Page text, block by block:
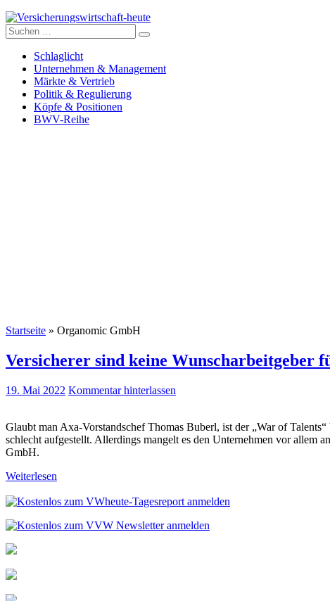
Versicherungswirtschaft-heute
Suche
nach:
Schlaglicht
Unternehmen & Management
Märkte & Vertrieb
Politik & Regulierung
Köpfe & Positionen
BWV-Reihe
Startseite » Organomic GmbH
Versicherer sind keine Wunscharbeitgeber
19. Mai 2022 Kommentar hinterlassen
Glaubt man Axa-Vorstandschef Thomas Buberl, ist der „War of
schlecht aufgestellt. Allerdings mangelt es den Unternehmen vor allem
GmbH.
Weiterlesen